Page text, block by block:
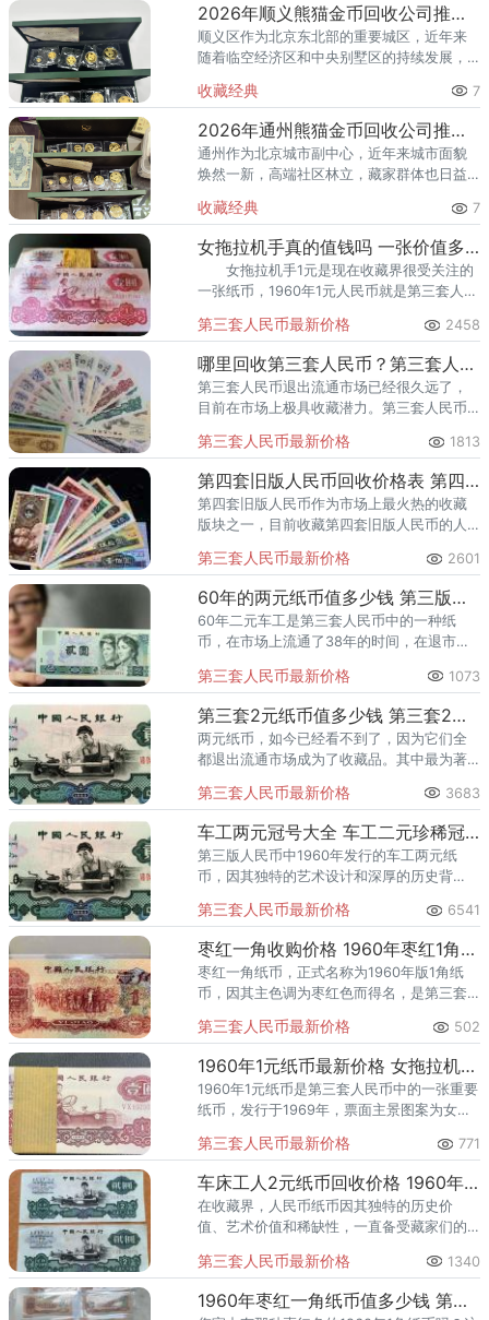
2026年顺义熊猫金币回收公司推荐 顺义回收熊猫金币渠道
顺义区作为北京东北部的重要城区，近年来
随着临空经济区和中央别墅区的持续发展，
量也在稳步增长。然而，不少顺义藏家在考
虑出手熊猫金币时，总会遇到一
收藏经典 7
2026年通州熊猫金币回收公司推荐 通州出手熊猫金币藏家该选哪家？
通州作为北京城市副中心，近年来城市面貌
焕然一新，高端社区林立，藏家群体也日益
爱琴海购物公园，从行政办公区到运河商务
区，关注钱币收藏的人越来越多
收藏经典 7
女拖拉机手真的值钱吗 一张价值多少钱
女拖拉机手1元是现在收藏界很受关注的
一张纸币，1960年1元人民币就是第三套人民
品类，收藏投资价值无限。
第三套人民币最新价格 2458
哪里回收第三套人民币？第三套人民币回收价格表
第三套人民币退出流通市场已经很久远了，
目前在市场上极具收藏潜力。第三套人民币
第三套人民币最新价格 1813
第四套旧版人民币回收价格表 第四套旧版人民币哪里回收？
第四套旧版人民币作为市场上最火热的收藏
版块之一，目前收藏第四套旧版人民币的人
民币回收价格表吗？你知道第四套旧版人民
币哪里回收吗？下面，爱藏网的
第三套人民币最新价格 2601
60年的两元纸币值多少钱 第三版车工贰元价格
60年二元车工是第三套人民币中的一种纸
币，在市场上流通了38年的时间，在退市以
藏价值也逐渐体现出来了。
第三套人民币最新价格 1073
第三套2元纸币值多少钱 第三套2元纸币价格表
两元纸币，如今已经看不到了，因为它们全
都退出流通市场成为了收藏品。其中最为著
年代的宝塔山，成为目前钱币收藏市场最热
门的币种，也是第三套人民币的
第三套人民币最新价格 3683
车工两元冠号大全 车工二元珍稀冠号排名
第三版人民币中1960年发行的车工两元纸
币，因其独特的艺术设计和深厚的历史背
元1960年2元纸币，因票面车床工人形象，故
又被称为“车工二元”
第三套人民币最新价格 6541
枣红一角收购价格 1960年枣红1角市场价格
枣红一角纸币，正式名称为1960年版1角纸
币，因其主色调为枣红色而得名，是第三套
1962年4月正式发行，但由于当时特殊的政治
环境，不久后便被回收
第三套人民币最新价格 502
1960年1元纸币最新价格 女拖拉机手一元多少钱一张
1960年1元纸币是第三套人民币中的一张重要
纸币，发行于1969年，票面主景图案为女拖
神风貌。该纸币根据水印和冠号特征分为三
罗马古币水印、三罗
第三套人民币最新价格 771
车床工人2元纸币回收价格 1960年两元多少钱一张
在收藏界，人民币纸币因其独特的历史价
值、艺术价值和稀缺性，一直备受藏家们的
套人民币中的重要一员，不仅承载着特定的
时代记忆，更因其独特的设计风
第三套人民币最新价格 1340
1960年枣红一角纸币值多少钱 第三套人民币枣红壹角价格